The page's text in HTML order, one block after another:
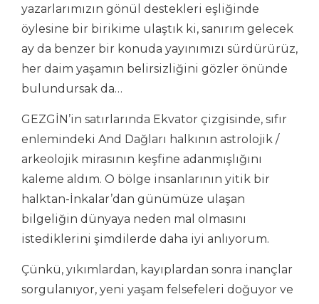
yazarlarımızın gönül destekleri eşliğinde
öylesine bir birikime ulaştık ki, sanırım gelecek
ay da benzer bir konuda yayınımızı sürdürürüz,
her daim yaşamın belirsizliğini gözler önünde
bulundursak da…
GEZGİN’in satırlarında Ekvator çizgisinde, sıfır
enlemindeki And Dağları halkının astrolojik /
arkeolojik mirasının keşfine adanmışlığını
kaleme aldım. O bölge insanlarının yitik bir
halktan-İnkalar’dan günümüze ulaşan
bilgeliğin dünyaya neden mal olmasını
istediklerini şimdilerde daha iyi anlıyorum.
Çünkü, yıkımlardan, kayıplardan sonra inançlar
sorgulanıyor, yeni yaşam felsefeleri doğuyor ve